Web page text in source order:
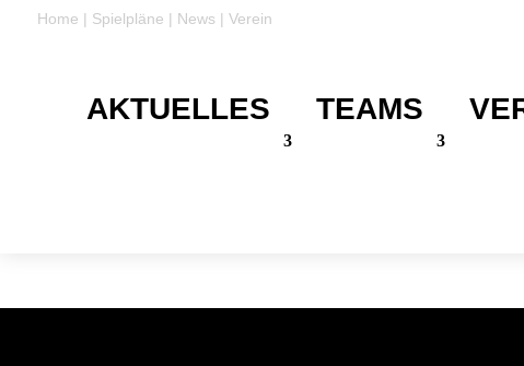
Home | Spielpläne | News | Verein
AKTUELLES TEAMS